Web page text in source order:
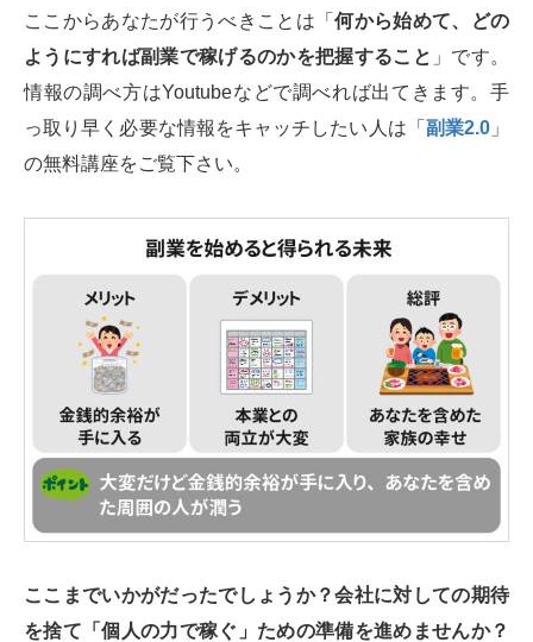
ここからあなたが行うべきことは「何から始めて、どの
ようにすれば副業で稼げるのかを把握すること 」です。
情報の調べ方はYoutubeなどで調べれば出てきます。手
っ取り早く必要な情報をキャッチしたい人は「 副業2.0」
の無料講座をご覧下さい。
ここまでいかがだったでしょうか？会社に対しての期待
を捨て「個人の力で稼ぐ」ための準備を進めませんか？